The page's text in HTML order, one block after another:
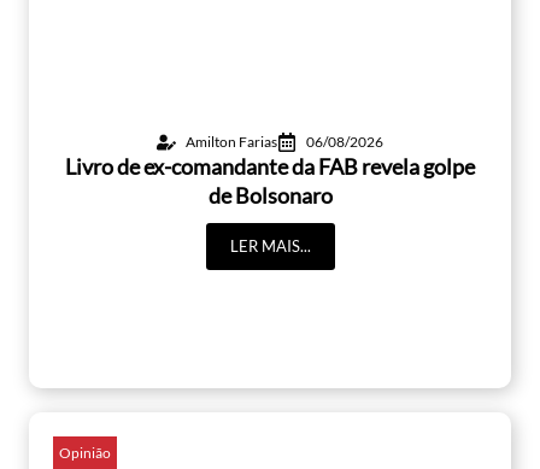
Amilton Farias 06/08/2026
Livro de ex-comandante da FAB revela golpe
de Bolsonaro
LER MAIS...
Opinião